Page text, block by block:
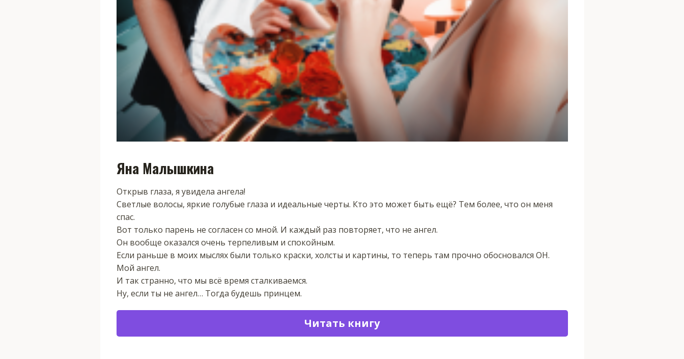
Яна Малышкина
Открыв глаза, я увидела ангела!
Светлые волосы, яркие голубые глаза и идеальные черты. Кто это может быть ещё? Тем более, что он меня
спас.
Вот только парень не согласен со мной. И каждый раз повторяет, что не ангел.
Он вообще оказался очень терпеливым и спокойным.
Если раньше в моих мыслях были только краски, холсты и картины, то теперь там прочно обосновался ОН.
Мой ангел.
И так странно, что мы всё время сталкиваемся.
Ну, если ты не ангел… Тогда будешь принцем.
Читать книгу